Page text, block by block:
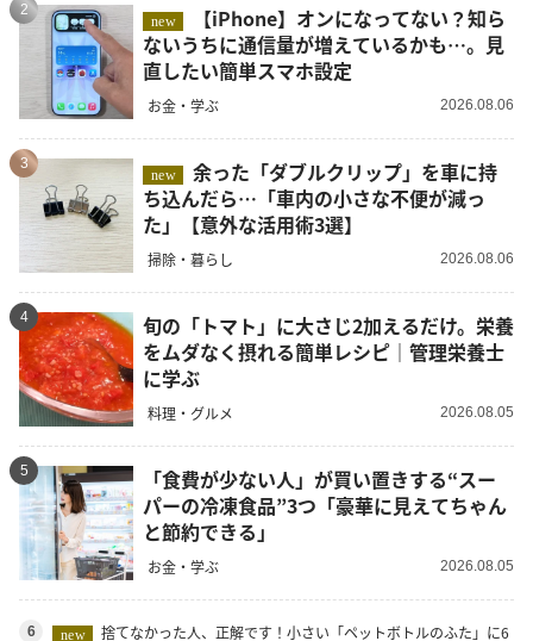
2
new
ないうちに通信量が増えているかも…。見
直したい簡単スマホ設定
お金・学ぶ 2026.08.06
3
new
余った「ダブルクリップ」を車に持
ち込んだら…「車内の小さな不便が減っ
た」【意外な活用術3選】
掃除・暮らし 2026.08.06
4
旬の「トマト」に大さじ2加えるだけ。栄養
をムダなく摂れる簡単レシピ｜管理栄養士
に学ぶ
料理・グルメ 2026.08.05
5
「食費が少ない人」が買い置きする“スー
パーの冷凍食品”3つ「豪華に見えてちゃん
と節約できる」
お金・学ぶ 2026.08.05
6 new
捨てなかった人、正解です！小さい「ペットボトルのふた」に6